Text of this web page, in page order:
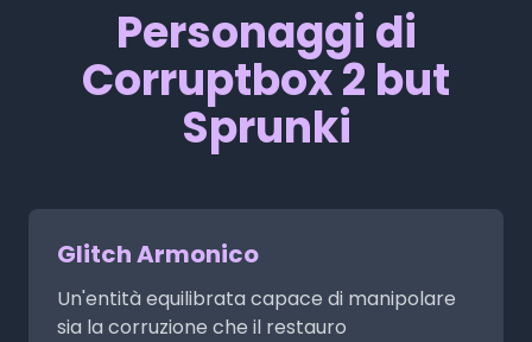
Personaggi di
Corruptbox 2 but
Sprunki
Glitch Armonico
Un'entità equilibrata capace di manipolare
sia la corruzione che il restauro